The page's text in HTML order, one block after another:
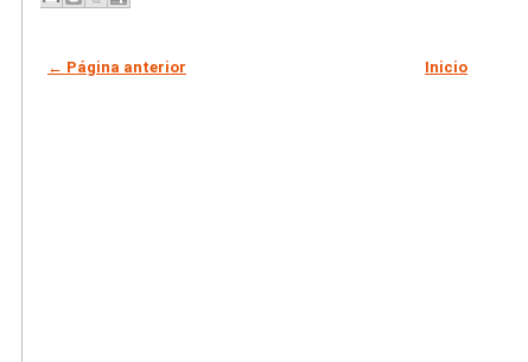
← Página anterior Inicio